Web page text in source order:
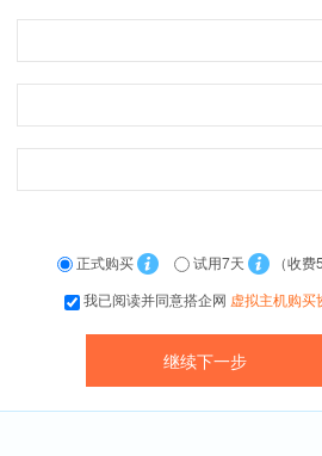
正式购买 试用7天
（收费
我已阅读并同意搭企网 虚拟主机购买